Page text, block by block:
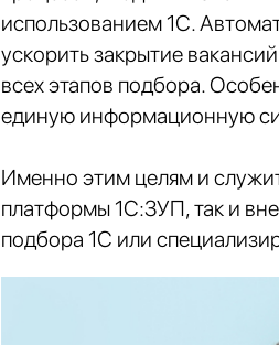
использованием 1С.
ускорить закрытие
всех этапов подбора.
единую информационную
Именно этим целям и
платформы 1С:ЗУП, так и
подбора 1С или